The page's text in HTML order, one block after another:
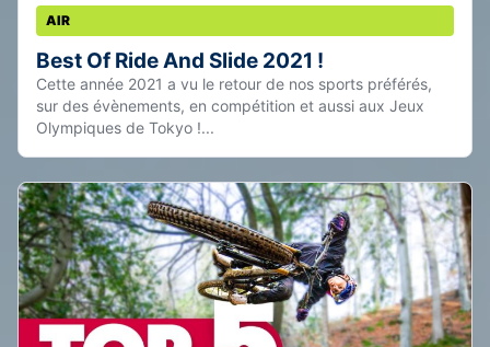
AIR
Best Of Ride And Slide 2021 !
Cette année 2021 a vu le retour de nos sports préférés,
sur des évènements, en compétition et aussi aux Jeux
Olympiques de Tokyo !...